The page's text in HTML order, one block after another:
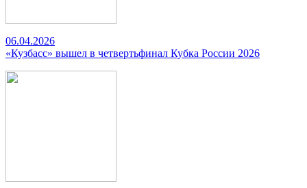
06.04.2026
«Кузбасс» вышел в четвертьфинал Кубка России 2026